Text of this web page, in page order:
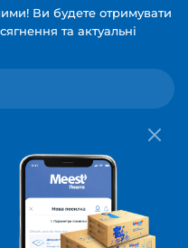
Ви будете отримувати
та актуальні
ПІДПИСАТИСЯ